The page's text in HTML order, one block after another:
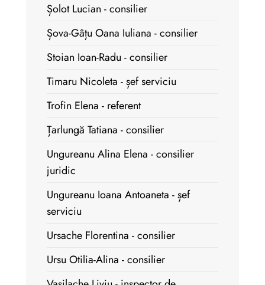
Șolot Lucian - consilier
Șova-Gâțu Oana Iuliana - consilier
Stoian Ioan-Radu - consilier
Timaru Nicoleta - șef serviciu
Trofin Elena - referent
Țarlungă Tatiana - consilier
Ungureanu Alina Elena - consilier
juridic
Ungureanu Ioana Antoaneta - șef
serviciu
Ursache Florentina - consilier
Ursu Otilia-Alina - consilier